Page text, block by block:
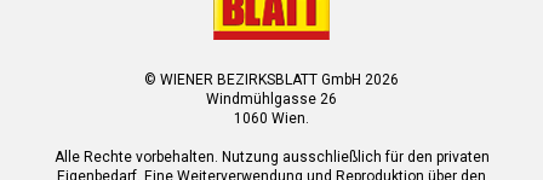
© WIENER BEZIRKSBLATT GmbH 2026
Windmühlgasse 26
1060 Wien.
Alle Rechte vorbehalten. Nutzung ausschließlich für den privaten